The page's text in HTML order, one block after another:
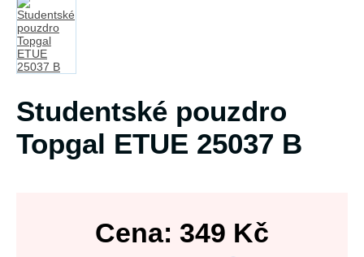
Studentské pouzdro
Topgal ETUE 25037 B
Cena: 349 Kč